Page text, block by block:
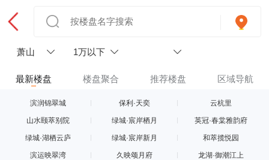
萧山 1万以下
最新楼盘 楼盘聚合 推荐楼盘 区域导航
滨润锦翠城 保利·天奕 云杭里
山水颐萃别院 绿城·宸岸栖月 英冠·春棠雅韵府
绿城·湖栖云庐 绿城·宸岸新月 和萃揽悦园
滨运映翠湾 久映颂月府 龙湖·御潮江上